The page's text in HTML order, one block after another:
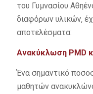
του Γυμνασίου
διαφόρων υλικών,
αποτελέσματα:
Ανακύκλωση PMD
Ένα σημαντικό
μαθητών